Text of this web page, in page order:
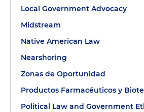
Local Government Advocacy
Midstream
Native American Law
Nearshoring
Zonas de Oportunidad
Productos Farmacéuticos y
Political Law and Government